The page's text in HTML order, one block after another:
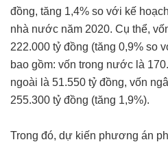
đồng, tăng 1,4% so với kế
nhà nước năm 2020. Cụ thể,
222.000 tỷ đồng (tăng 0,9% so
bao gồm: vốn trong nước là
ngoài là 51.550 tỷ đồng, vốn
255.300 tỷ đồng (tăng 1,9%).
Trong đó, dự kiến phương án